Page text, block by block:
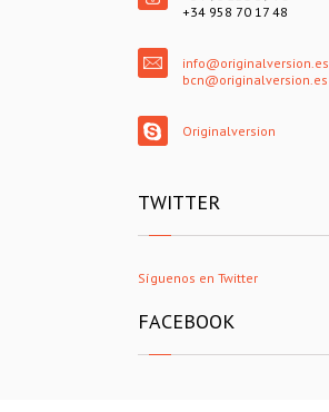
+34 958 70 17 48
info@originalversion.es
bcn@originalversion.es
Originalversion
TWITTER
Síguenos en Twitter
FACEBOOK